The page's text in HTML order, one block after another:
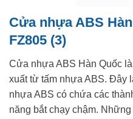
Cửa nhựa ABS
FZ805 (3)
Cửa nhựa ABS Hàn Quốc
xuất từ tấm nhựa ABS. Đây
nhựa ABS có chứa các
năng bắt chạy chậm.